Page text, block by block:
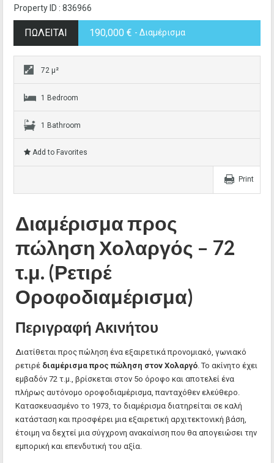
Property ID : 836966
ΠΩΛΕΙΤΑΙ 190,000 € - Διαμέρισμα
72 μ²
1 Bedroom
1 Bathroom
Add to Favorites
Print
Διαμέρισμα προς
πώληση Χολαργός – 72
τ.μ. (Ρετιρέ
Οροφοδιαμέρισμα)
Περιγραφή Ακινήτου
Διατίθεται προς πώληση ένα εξαιρετικά προνομιακό, γωνιακό
ρετιρέ διαμέρισμα προς πώληση στον Χολαργό . Το ακίνητο έχει
εμβαδόν 72 τ.μ., βρίσκεται στον 5ο όροφο και αποτελεί ένα
πλήρως αυτόνομο οροφοδιαμέρισμα, πανταχόθεν ελεύθερο.
Κατασκευασμένο το 1973, το διαμέρισμα διατηρείται σε καλή
κατάσταση και προσφέρει μια εξαιρετική αρχιτεκτονική βάση,
έτοιμη να δεχτεί μια σύγχρονη ανακαίνιση που θα απογειώσει την
εμπορική και επενδυτική του αξία.